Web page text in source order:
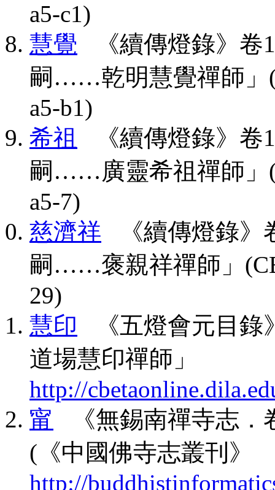
a5-c1)
慧覺 《續傳燈錄》卷
嗣……乾明慧覺禪師」
a5-b1)
希祖
《續傳燈錄》卷
嗣……廣靈希祖禪師」
a5-7)
慈濟祥 《續傳燈錄》
嗣……褒親祥禪師」
29)
慧印 《五燈會元目
道場慧印禪師」
http://
甯 《無錫南禪寺志．
(《中國佛寺志叢刊》
http://